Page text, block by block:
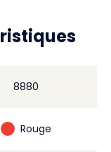
8880
Rouge